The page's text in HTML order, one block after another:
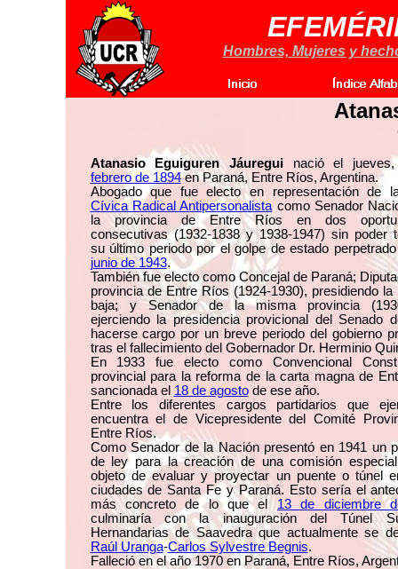
Hombres, Mujeres y
Atanasio Eguiguren Jáureguinació el
febrero de 1894en Paraná, Entre Ríos, Argentina.
Abogado que fue electo en representación de
Cívica Radical Antipersonalista como Senador
la provincia de Entre Ríos en dos
consecutivas (1932-1838 y 1938-1947) sin poder
su último periodo por el golpe de estado
junio de 1943.
También fue electo como Concejal de Paraná;
provincia de Entre Ríos (1924-1930), presidiendo la
baja; y Senador de la misma provincia
ejerciendo la presidencia provicional del Senado
hacerse cargo por un breve periodo del gobierno
tras el fallecimiento del Gobernador Dr. Herminio
En 1933 fue electo como Convencional
provincial para la reforma de la carta magna de
sancionada el 18 de agostode ese año.
Entre los diferentes cargos partidarios que
encuentra el de Vicepresidente del Comité
Entre Ríos.
Como Senador de la Nación presentó en 1941 un
de ley para la creación de una comisión
objeto de evaluar y proyectar un puente o túnel
ciudades de Santa Fe y Paraná. Esto sería el
más concreto de lo que el 13 de diciembre
culminaría con la inauguración del Túnel
Hernandarias de Saavedra que actualmente se
Raúl Uranga-Carlos Sylvestre Begnis.
Falleció en el año 1970 en Paraná, Entre Ríos,